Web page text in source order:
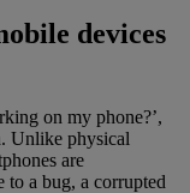
devices
on my phone?’,
Unlike physical
are
a bug, a corrupted